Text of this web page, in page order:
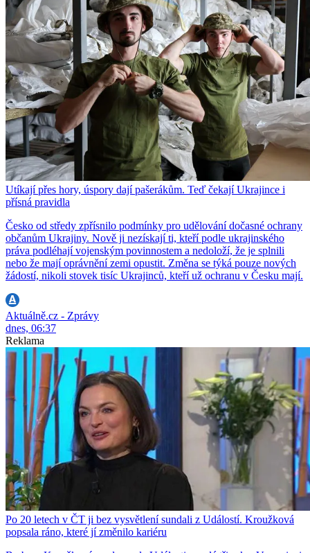
Utíkají přes hory, úspory dají pašerákům. Teď čekají Ukrajince i
přísná pravidla
Česko od středy zpřísnilo podmínky pro udělování dočasné ochrany
občanům Ukrajiny. Nově ji nezískají ti, kteří podle ukrajinského
práva podléhají vojenským povinnostem a nedoloží, že je splnili
nebo že mají oprávnění zemi opustit. Změna se týká pouze nových
žádostí, nikoli stovek tisíc Ukrajinců, kteří už ochranu v Česku mají.
Aktuálně.cz - Zprávy
dnes, 06:37
Reklama
Po 20 letech v ČT ji bez vysvětlení sundali z Událostí. Kroužková
popsala ráno, které jí změnilo kariéru